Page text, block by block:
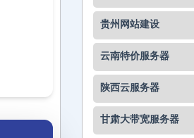
贵州网站建设
云南特价服务器
陕西云服务器
甘肃大带宽服务器